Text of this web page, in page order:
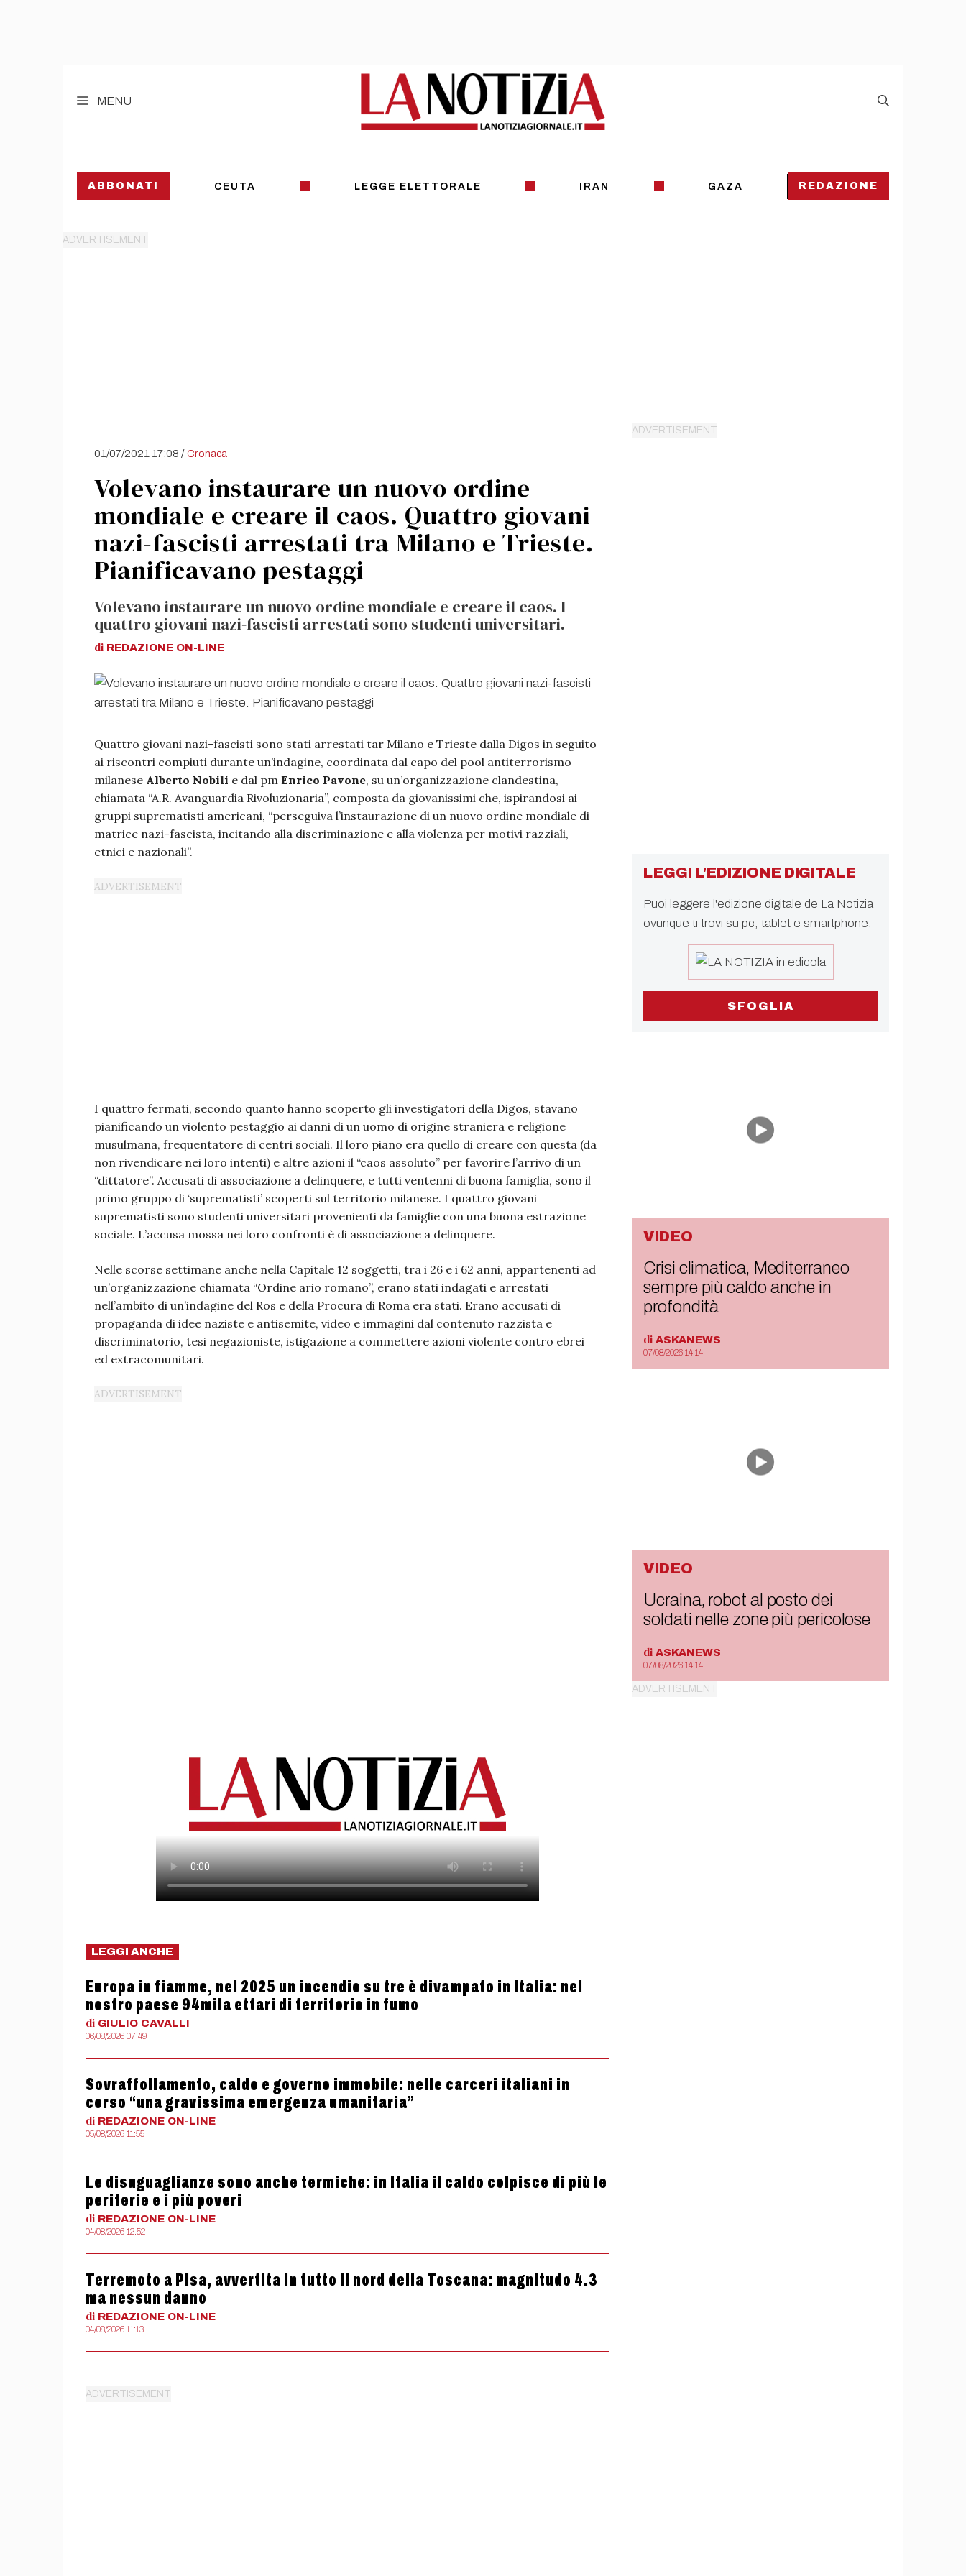
MENU
ABBONATI CEUTA LEGGE ELETTORALE IRAN GAZA REDAZIONE
01/07/2021 17:08 /Cronaca
Volevano instaurare un nuovo ordine
mondiale e creare il caos. Quattro giovani
nazi-fascisti arrestati tra Milano e Trieste.
Pianificavano pestaggi
Volevano instaurare un nuovo ordine mondiale e creare il caos. I
quattro giovani nazi-fascisti arrestati sono studenti universitari.
di REDAZIONE ON-LINE
Quattro giovani nazi-fascisti sono stati arrestati tar Milano e Trieste dalla Digos in seguito
ai riscontri compiuti durante un’indagine, coordinata dal capo del pool antiterrorismo
milanese Alberto Nobili e dal pm Enrico Pavone, su un’organizzazione clandestina,
chiamata “A.R. Avanguardia Rivoluzionaria”, composta da giovanissimi che, ispirandosi ai
gruppi suprematisti americani, “perseguiva l’instaurazione di un nuovo ordine mondiale di
matrice nazi-fascista, incitando alla discriminazione e alla violenza per motivi razziali,
etnici e nazionali”.
I quattro fermati, secondo quanto hanno scoperto gli investigatori della Digos, stavano
pianificando un violento pestaggio ai danni di un uomo di origine straniera e religione
musulmana, frequentatore di centri sociali. Il loro piano era quello di creare con questa (da
non rivendicare nei loro intenti) e altre azioni il “caos assoluto” per favorire l’arrivo di un
“dittatore”. Accusati di associazione a delinquere, e tutti ventenni di buona famiglia, sono il
primo gruppo di ‘suprematisti’ scoperti sul territorio milanese. I quattro giovani
suprematisti sono studenti universitari provenienti da famiglie con una buona estrazione
sociale. L’accusa mossa nei loro confronti è di associazione a delinquere.
Nelle scorse settimane anche nella Capitale 12 soggetti, tra i 26 e i 62 anni, appartenenti ad
un’organizzazione chiamata “Ordine ario romano”, erano stati indagati e arrestati
nell’ambito di un’indagine del Ros e della Procura di Roma era stati. Erano accusati di
propaganda di idee naziste e antisemite, video e immagini dal contenuto razzista e
discriminatorio, tesi negazioniste, istigazione a commettere azioni violente contro ebrei
ed extracomunitari.
LEGGI ANCHE
Europa in fiamme, nel 2025 un incendio su tre è divampato in Italia: nel
nostro paese 94mila ettari di territorio in fumo
di GIULIO CAVALLI
06/08/2026 07:49
Sovraffollamento, caldo e governo immobile: nelle carceri italiani in
corso “una gravissima emergenza umanitaria”
di REDAZIONE ON-LINE
05/08/2026 11:55
Le disuguaglianze sono anche termiche: in Italia il caldo colpisce di più le
periferie e i più poveri
di REDAZIONE ON-LINE
04/08/2026 12:52
Terremoto a Pisa, avvertita in tutto il nord della Toscana: magnitudo 4.3
ma nessun danno
di REDAZIONE ON-LINE
04/08/2026 11:13
LEGGI L'EDIZIONE DIGITALE
Puoi leggere l'edizione digitale de La Notizia
ovunque ti trovi su pc, tablet e smartphone.
SFOGLIA
VIDEO
Crisi climatica, Mediterraneo
sempre più caldo anche in
profondità
di ASKANEWS
07/08/2026 14:14
VIDEO
Ucraina, robot al posto dei
soldati nelle zone più pericolose
di ASKANEWS
07/08/2026 14:14